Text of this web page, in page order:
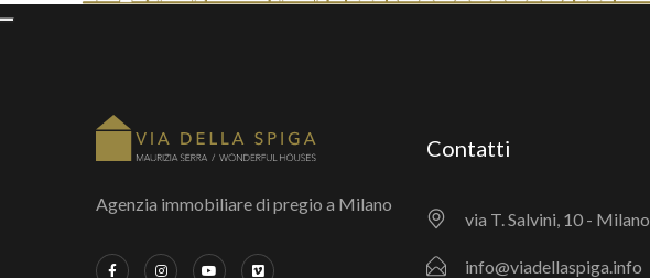
Agenzia immobiliare di pregio a Milano
Contatti
via T. Salvini, 10 - Milano
info@viadellaspiga.info